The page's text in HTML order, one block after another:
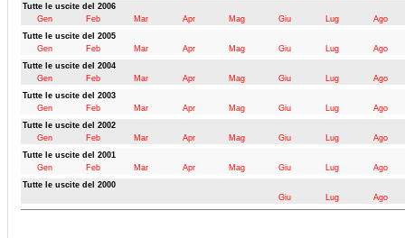
Tutte le uscite del 2006
Gen
Feb Mar Apr Mag Giu Lug
Ago
Tutte le uscite del 2005
Gen
Feb Mar Apr Mag Giu Lug
Ago
Tutte le uscite del 2004
Gen
Feb Mar Apr Mag Giu Lug
Ago
Tutte le uscite del 2003
Gen
Feb Mar Apr Mag Giu Lug
Ago
Tutte le uscite del 2002
Gen
Feb Mar Apr Mag Giu Lug
Ago
Tutte le uscite del 2001
Gen
Feb Mar Apr Mag Giu Lug
Ago
Tutte le uscite del 2000
Giu
Lug Ago